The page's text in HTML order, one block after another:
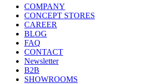
COMPANY
CONCEPT STORES
CAREER
BLOG
FAQ
CONTACT
Newsletter
B2B
SHOWROOMS